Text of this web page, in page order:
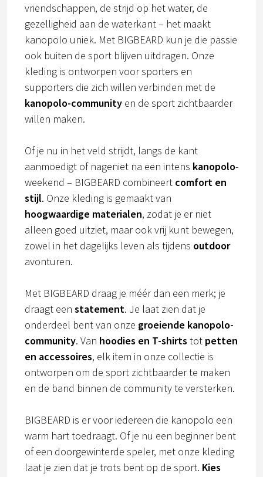
vriendschappen, de strijd op het water, de
gezelligheid aan de waterkant – het maakt
kanopolo uniek. Met BIGBEARD kun je die passie
ook buiten de sport blijven uitdragen. Onze
kleding is ontworpen voor sporters en
supporters die zich willen verbinden met de
kanopolo-community en de sport zichtbaarder
willen maken.
Of je nu in het veld strijdt, langs de kant
aanmoedigt of nageniet na een intens kanopolo-
weekend – BIGBEARD combineert comfort en
stijl. Onze kleding is gemaakt van
hoogwaardige materialen, zodat je er niet
alleen goed uitziet, maar ook vrij kunt bewegen,
zowel in het dagelijks leven als tijdens outdoor
avonturen.
Met BIGBEARD draag je méér dan een merk; je
draagt een statement. Je laat zien dat je
onderdeel bent van onze groeiende kanopolo-
community. Van hoodies en T-shirts tot petten
en accessoires, elk item in onze collectie is
ontworpen om de sport zichtbaarder te maken
en de band binnen de community te versterken.
BIGBEARD is er voor iedereen die kanopolo een
warm hart toedraagt. Of je nu een beginner bent
of een doorgewinterde speler, met onze kleding
laat je zien dat je trots bent op de sport. Kies